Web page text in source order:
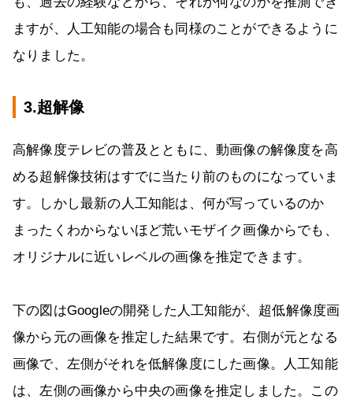
ますが、人工知能の場合も同様のことができるように
なりました。
3.超解像
高解像度テレビの普及とともに、動画像の解像度を高
める超解像技術はすでに当たり前のものになっていま
す。しかし最新の人工知能は、何が写っているのか
まったくわからないほど荒いモザイク画像からでも、
オリジナルに近いレベルの画像を推定できます。
下の図はGoogleの開発した人工知能が、超低解像度画
像から元の画像を推定した結果です。右側が元となる
画像で、左側がそれを低解像度にした画像。人工知能
は、左側の画像から中央の画像を推定しました。この